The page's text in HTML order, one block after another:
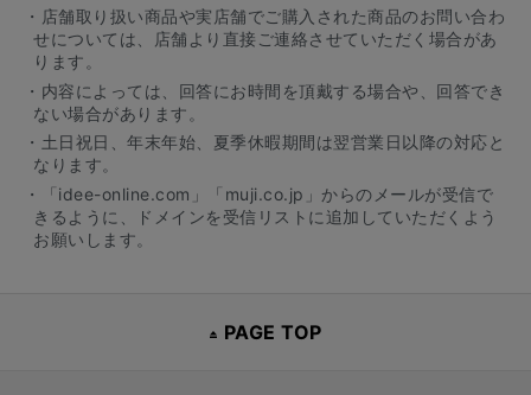
・店舗取り扱い商品や実店舗でご購入された商品のお問い合わ
せについては、店舗より直接ご連絡させていただく場合があ
ります。
・内容によっては、回答にお時間を頂戴する場合や、回答でき
ない場合があります。
・土日祝日、年末年始、夏季休暇期間は翌営業日以降の対応と
なります。
・「idee-online.com」「muji.co.jp」からのメールが受信で
きるように、ドメインを受信リストに追加していただくよう
お願いします。
PAGE TOP